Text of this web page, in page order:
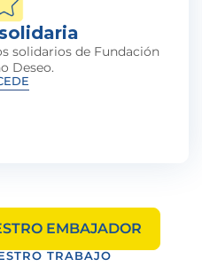
solidarios de Fundación
Deseo.
EMBAJADOR
TRABAJO